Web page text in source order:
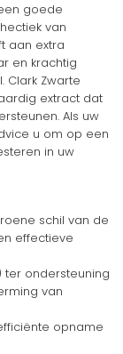
goede
van
aan extra
en krachtig
Clark Zwarte
extract dat
Als uw
u om op een
in uw
schil van de
effectieve
ter ondersteuning
van
opname